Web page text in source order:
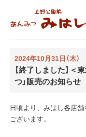
2024年10月31日（木）
【終了しました】＜
つ」販売のお知らせ
日頃より、みはし各店
ございます。